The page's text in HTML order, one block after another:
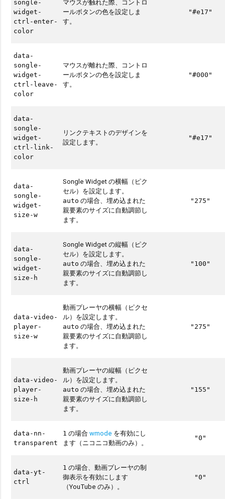
songle-
widget-
ctrl-enter-
color
マウスが触れた際、コントロ
ールボタンの色を設定しま
す。
"#e17"
data-
songle-
widget-
ctrl-leave-
color
マウスが離れた際、コントロ
ールボタンの色を設定しま
す。
"#000"
data-
songle-
widget-
ctrl-link-
color
リンクテキストのデザインを
設定します。
"#e17"
data-
songle-
widget-
size-w
Songle Widget の横幅（ピク
セル）を設定します。
auto の場合、埋め込まれた
親要素のサイズに自動調節し
ます。
"275"
data-
songle-
widget-
size-h
Songle Widget の縦幅（ピク
セル）を設定します。
auto の場合、埋め込まれた
親要素のサイズに自動調節し
ます。
"100"
data-video-
player-
size-w
動画プレーヤの横幅（ピクセ
ル）を設定します。
auto の場合、埋め込まれた
親要素のサイズに自動調節し
ます。
"275"
data-video-
player-
size-h
動画プレーヤの縦幅（ピクセ
ル）を設定します。
auto の場合、埋め込まれた
親要素のサイズに自動調節し
ます。
"155"
data-nn-
transparent
1 の場合wmode を有効にし
ます（ニコニコ動画のみ）。
"0"
data-yt-
ctrl
1 の場合、動画プレーヤの制
御表示を有効にします
（YouTube のみ）。
"0"